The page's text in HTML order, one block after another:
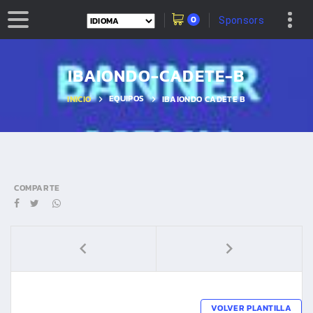
0 Sponsors
IBAIONDO-CADETE-B
INICIO EQUIPOS IBAIONDO CADETE B
COMPARTE
VOLVER PLANTILLA